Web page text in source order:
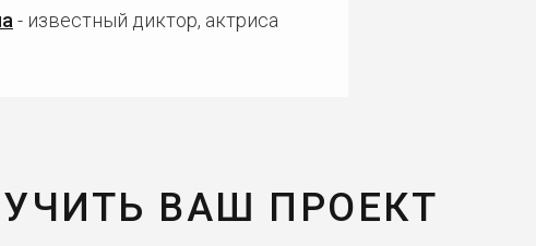
- известный диктор, актриса
ВАШ ПРОЕКТ